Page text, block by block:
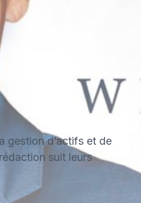
gestion d’actifs et de
suit leurs